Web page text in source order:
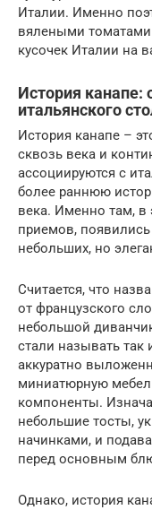
Италии. Именно
вялеными томатами
кусочек Италии на
История канапе:
итальянского
История канапе –
сквозь века и
ассоциируются с
более раннюю
века. Именно там,
приемов,
небольших, но
Считается, что
от французского
небольшой
стали называть
аккуратно
миниатюрную
компоненты.
небольшие тосты,
начинками, и
перед основным
Однако, история